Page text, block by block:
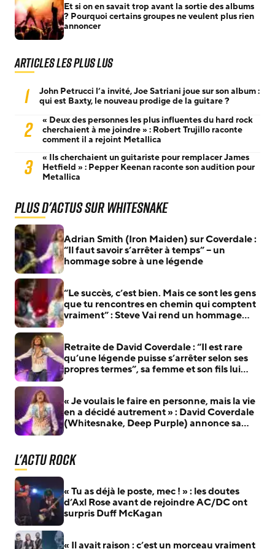
Et si on en savait trop avant la sortie des albums
? Pourquoi certains groupes ne veulent plus rien
annoncer
Articles les plus lus
1
John Petrucci l’a invité, Joe Satriani joue sur son album :
qui est Baxty, le nouveau prodige de la guitare ?
2
« Deux des personnes les plus influentes du hard rock
cherchaient à me joindre » : Robert Trujillo raconte
comment il a rejoint Metallica
3
« Ils cherchaient un guitariste pour remplacer James
Hetfield » : Pepper Keenan raconte son audition pour
Metallica
Plus d'actus sur Whitesnake
Adrian Smith (Iron Maiden) sur Coverdale :
“Il faut savoir s’arrêter à temps” – un
hommage sobre à une légende
“Le succès, c’est bien. Mais ce sont les gens
que tu rencontres en chemin qui comptent
vraiment” : Steve Vai rend un hommage
Retraite de David Coverdale : “Il est rare
qu’une légende puisse s’arrêter selon ses
propres termes”, sa femme et son fils lui
« Je voulais le faire en personne, mais la vie
en a décidé autrement » : David Coverdale
(Whitesnake, Deep Purple) annonce sa
L'actu Rock
« Tu as déjà le poste, mec ! » : les doutes
d’Axl Rose avant de rejoindre AC/DC ont
surpris Duff McKagan
« Il avait raison : c’est un morceau vraiment